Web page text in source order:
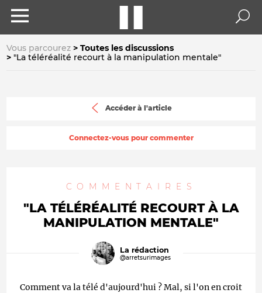
Vous parcourez
Toutes les discussions
"La téléréalité recourt à la manipulation mentale"
Accéder à l'article
Connectez-vous pour commenter
COMMENTAIRES
"LA TÉLÉRÉALITÉ RECOURT À LA
MANIPULATION MENTALE"
La rédaction
@arretsurimages
Comment va la télé d'aujourd'hui ? Mal, si l'on en croit